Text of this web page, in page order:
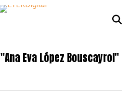
"Ana Eva López Bouscayrol"